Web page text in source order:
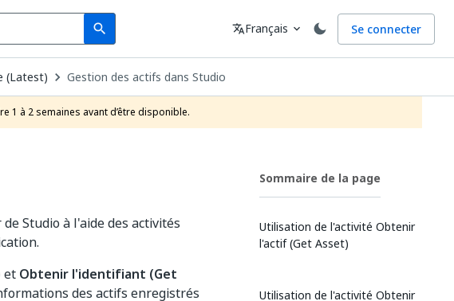
search
Search Langue
translateFrançais expand_more Se connecter
(Latest) Gestion des actifs dans Studio
1 à 2 semaines avant d’être disponible.
Studio à l'aide des activités
et Obtenir l'identifiant (Get
des actifs enregistrés
Sommaire de la page
Utilisation de l'activité Obtenir
l'actif (Get Asset)
Utilisation de l'activité Obtenir